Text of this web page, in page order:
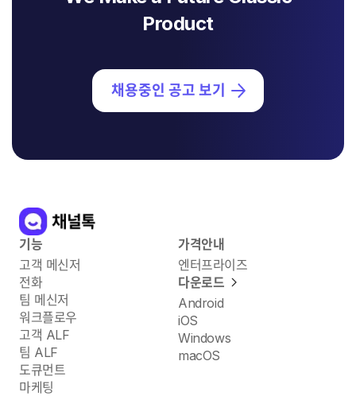
Product
채용중인 공고 보기
기능
고객 메신저
전화
팀 메신저
워크플로우
고객 ALF
팀 ALF
도큐먼트
마케팅
가격안내
엔터프라이즈
다운로드
Android
iOS
Windows
macOS